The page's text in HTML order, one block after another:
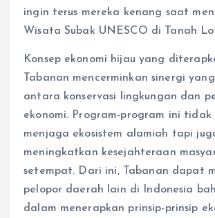
ingin terus mereka kenang saat
Wisata Subak UNESCO di Tanah
Konsep ekonomi hijau yang
Tabanan mencerminkan sinergi
antara konservasi lingkungan dan
ekonomi. Program-program ini tidak
menjaga ekosistem alamiah tapi
meningkatkan kesejahteraan
setempat. Dari ini, Tabanan dapat
pelopor daerah lain di Indonesia
dalam menerapkan prinsip-prinsip